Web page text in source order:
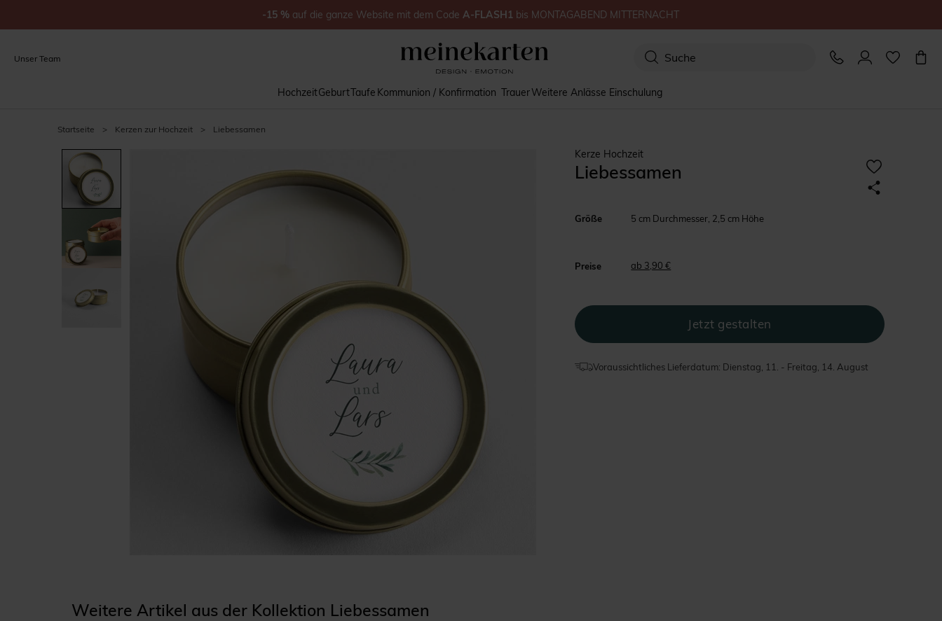
Unser Team
HochzeitGeburtTaufe Kommunion / Konfirmation TrauerWeitere Anlässe Einschulung
Startseite > Kerzen zur Hochzeit > Liebessamen
Kerze Hochzeit
Liebessamen
Größe 5 cm Durchmesser, 2,5 cm Höhe
Preise ab 3,90 €
Voraussichtliches Lieferdatum: Dienstag, 11. - Freitag, 14. August
Weitere Artikel aus der Kollektion Liebessamen
-15 % auf die ganze Website mit dem Code A-FLASH1 bis MONTAGABEND MITTERNACHT